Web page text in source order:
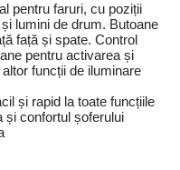
pentru faruri, cu poziții
lumini de drum. Butoane
față și spate. Control
pentru activarea și
funcții de iluminare
și rapid la toate funcțiile
și confortul șoferului